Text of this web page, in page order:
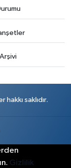
saklıdır.
Gizlilik